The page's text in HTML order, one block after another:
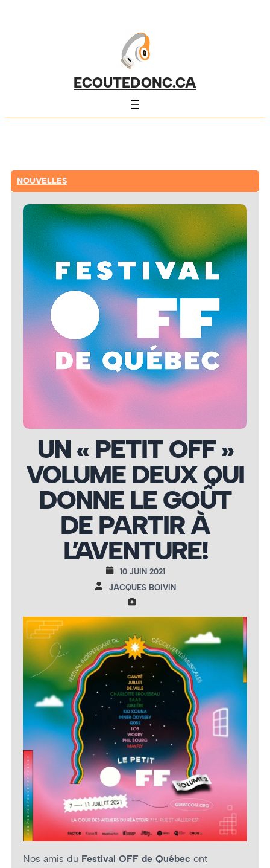
ECOUTEDONC.CA
NOUVELLES
UN « PETIT OFF »
VOLUME DEUX QUI
DONNE LE GOÛT
DE PARTIR À
L’AVENTURE!
10 JUIN 2021
JACQUES BOIVIN
Nos amis du Festival OFF de Québec ont